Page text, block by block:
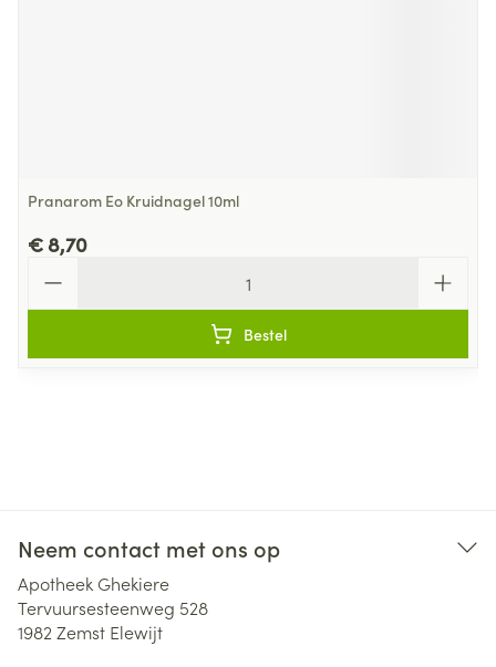
Pranarom Eo Kruidnagel 10ml
€ 8,70
Bestel
Neem contact met ons op
Apotheek Ghekiere
Tervuursesteenweg 528
1982 Zemst Elewijt